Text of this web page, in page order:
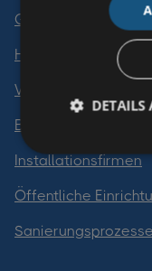
Gewerbetreibende
Hausverwalter
Versicherungen
Bauträger
Installationsfirmen
Öffentliche
Sanierungsprozesse
DETAILS